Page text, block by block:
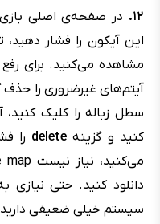
۱۲.
در صفحه‌ی اصلی بازی
این آیکون را فشار دهید،
مشاهده می‌کنید. برای
آیتم‌های غیرضروری را حذف
سطل زباله را کلیک کنید،
کنید و گزینه delete را
سیستم خیلی ضعیفی دارید